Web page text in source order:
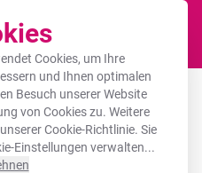
Cookies, um Ihre
und Ihnen optimalen
Besuch unserer Website
von Cookies zu. Weitere
Cookie-Richtlinie. Sie
Einstellungen verwalten...
- Gold - Luxus -